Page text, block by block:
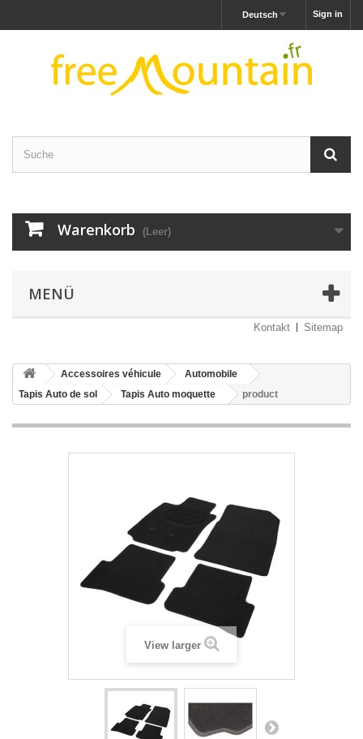
Sign in
Deutsch
Warenkorb (Leer)
MENÜ
Kontakt Sitemap
Accessoires véhicule
Automobile
Tapis Auto de sol
Tapis Auto moquette product
View larger